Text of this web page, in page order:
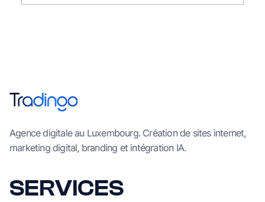
Agence digitale au Luxembourg. Création de sites internet,
marketing digital, branding et intégration IA.
SERVICES